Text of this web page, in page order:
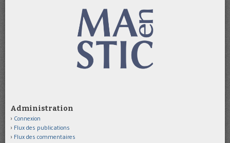
Administration
Connexion
Flux des publications
Flux des commentaires